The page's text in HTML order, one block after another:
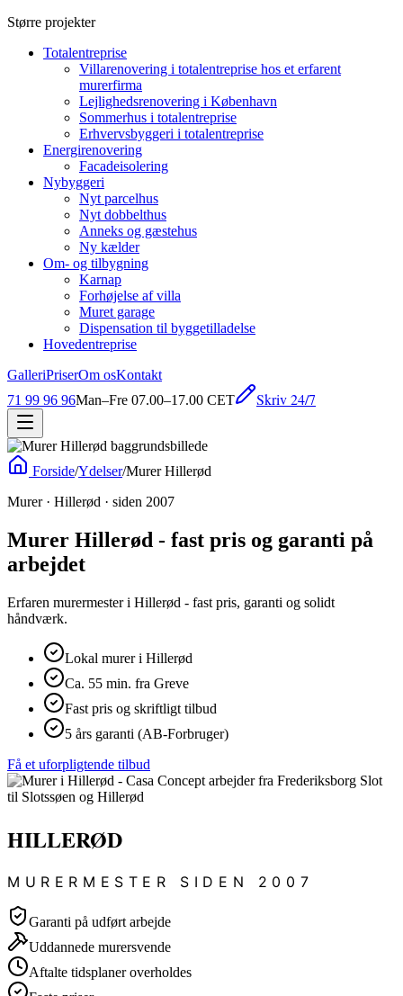
Større projekter
Totalentreprise
Villarenovering i totalentreprise hos et erfarent
murerfirma
Lejlighedsrenovering i København
Sommerhus i totalentreprise
Erhvervsbyggeri i totalentreprise
Energirenovering
Facadeisolering
Nybyggeri
Nyt parcelhus
Nyt dobbelthus
Anneks og gæstehus
Ny kælder
Om- og tilbygning
Karnap
Forhøjelse af villa
Muret garage
Dispensation til byggetilladelse
Hovedentreprise
GalleriPriserOm osKontakt
71 99 96 96Man–Fre 07.00–17.00 CET Skriv 24/7
Forside/Ydelser/Murer Hillerød
Murer · Hillerød · siden 2007
Murer Hillerød - fast pris og garanti på
arbejdet
Erfaren murermester i Hillerød - fast pris, garanti og solidt
håndværk.
Lokal murer i Hillerød
Ca. 55 min. fra Greve
Fast pris og skriftligt tilbud
5 års garanti (AB-Forbruger)
Få et uforpligtende tilbud
HILLERØD
MURERMESTER SIDEN 2007
Garanti på udført arbejde
Uddannede murersvende
Aftalte tidsplaner overholdes